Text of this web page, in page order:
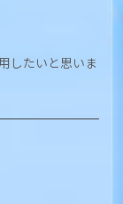
したいと思いま